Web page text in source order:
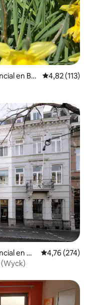
en Bas
Calificación
4,82 (113)
en Ma
Calificación
4,76 (274)